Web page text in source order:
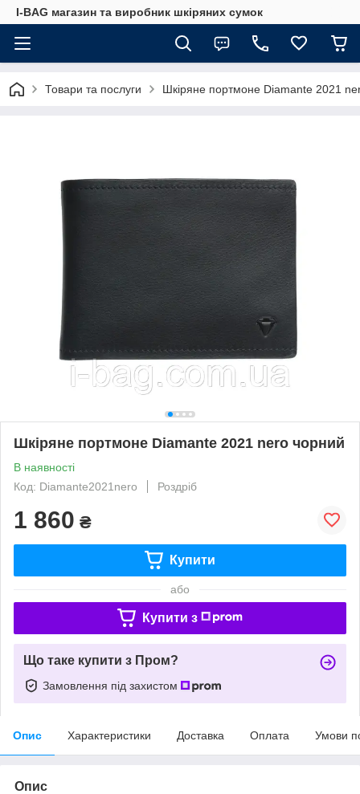
I-BAG магазин та виробник шкіряних сумок
Товари та послуги Шкіряне портмоне Diamante 2021
Шкіряне портмоне Diamante 2021 nero чорний
В наявності
Код: Diamante2021nero
Роздріб
1 860 ₴
Купити
або
Купити з
Що таке купити з Пром?
Замовлення під захистом
Опис Характеристики Доставка Оплата Умови
Опис